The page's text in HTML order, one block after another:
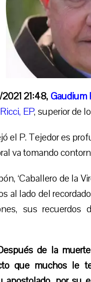
21:48, Gaudium
EP, superior de
el P. Tejedor es
va tomando
‘Caballero de la
al lado del
sus recuerdos
de la
que muchos le